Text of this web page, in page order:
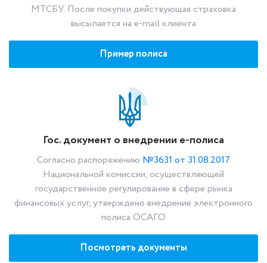
МТСБУ. После покупки действующая страховка
высылается на e-mail клиента
Пример полиса
Гос. документ о внедрении е-полиса
Согласно распоряжению №3631 от 31.08.2017
Национальной комиссии, осуществляющей
государственное регулирование в сфере рынка
финансовых услуг, утверждено внедрение электронного
полиса ОСАГО
Посмотреть документы